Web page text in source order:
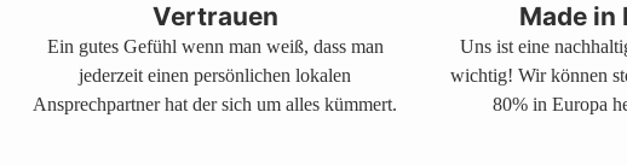
Vertrauen
Ein gutes Gefühl wenn man weiß, dass man
jederzeit einen persönlichen lokalen
Ansprechpartner hat der sich um alles kümmert.
Made in
Uns ist eine
wichtig! Wir können
80% in Europa